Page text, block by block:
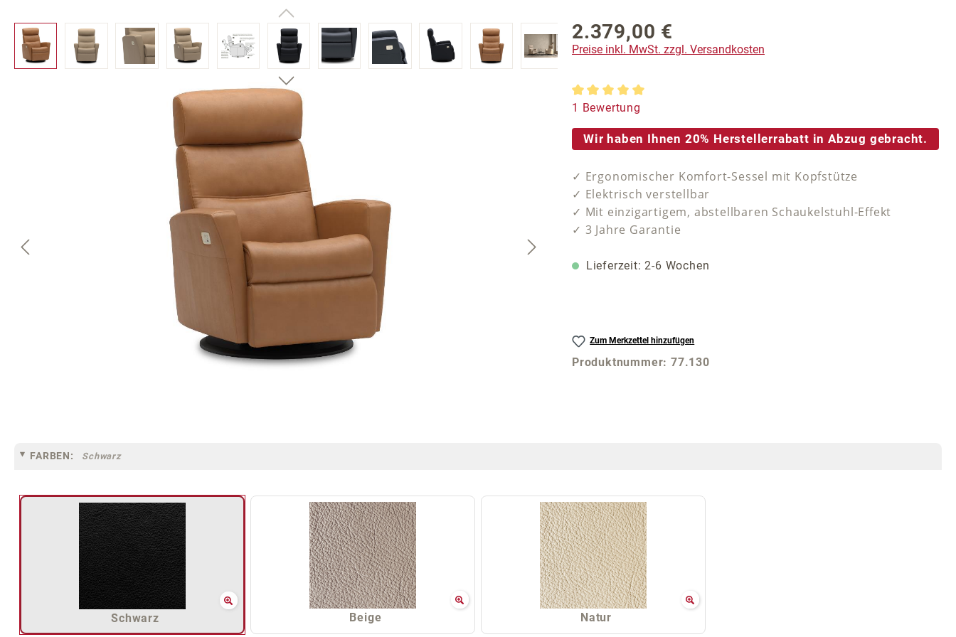
Bildergalerie überspringen Regulärer Preis:
2.379,00 €
Preise inkl. MwSt. zzgl. Versandkosten
Durchschnittliche Bewertung von 5 von 5 Sternen
1 Bewertung
Wir haben Ihnen 20% Herstellerrabatt in Abzug gebracht.
✓ Ergonomischer Komfort-Sessel mit Kopfstütze
✓ Elektrisch verstellbar
✓ Mit einzigartigem, abstellbaren Schaukelstuhl-Effekt
✓ 3 Jahre Garantie
Lieferzeit: 2-6 Wochen
Zum Merkzettel hinzufügen
Produktnummer:77.130
FARBEN: Schwarz
Schwarz Beige Natur